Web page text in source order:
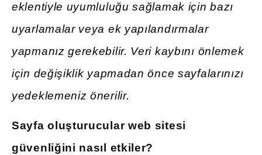
eklentiyle uyumluluğu sağlamak için bazı
uyarlamalar veya ek yapılandırmalar
yapmanız gerekebilir. Veri kaybını önlemek
için değişiklik yapmadan önce sayfalarınızı
yedeklemeniz önerilir.
Sayfa oluşturucular web sitesi
güvenliğini nasıl etkiler?